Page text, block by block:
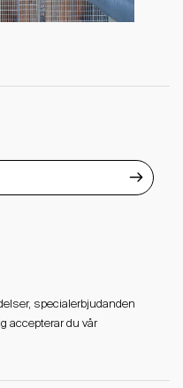
specialerbjudanden
accepterar du vår